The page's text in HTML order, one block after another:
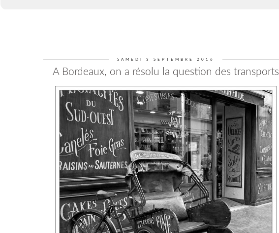
SAMEDI 3 SEPTEMBRE 2016
A Bordeaux, on a résolu la question des transports